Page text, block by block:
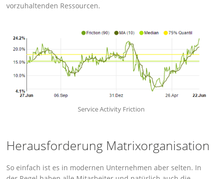
vorzuhaltenden Ressourcen.
Service Activity Friction
Herausforderung Matrixorganisation
So einfach ist es in modernen Unternehmen aber selten. In